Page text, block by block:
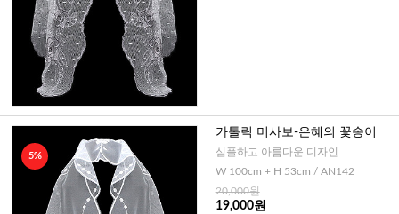
5%
가톨릭 미사보-은혜의 꽃송이
심플하고 아름다운 디자인
W 100cm + H 53cm / AN142
20,000원
19,000원